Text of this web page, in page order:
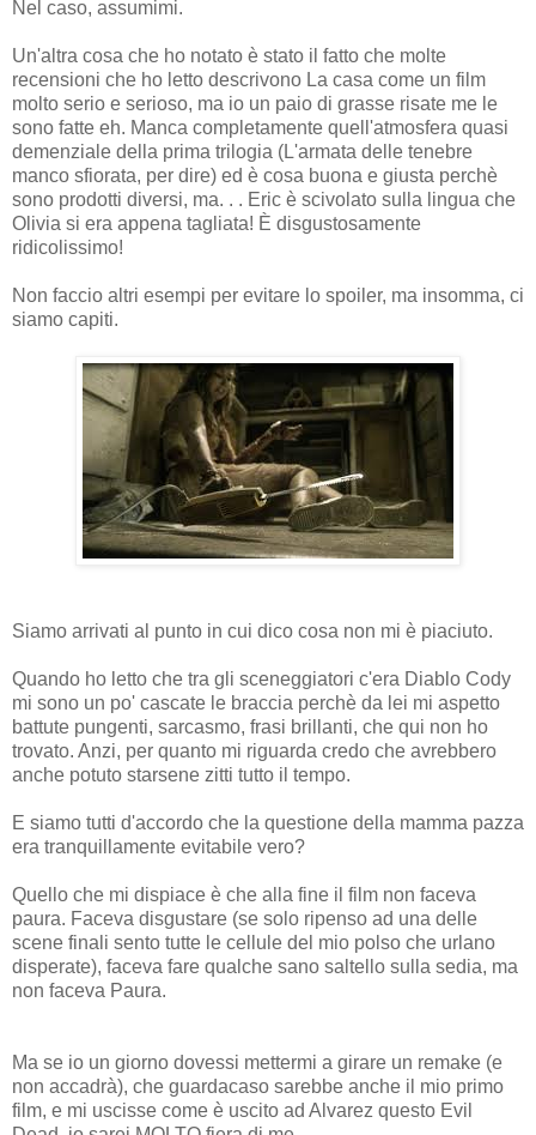
Nel caso, assumimi.
Un'altra cosa che ho notato è stato il fatto che molte
recensioni che ho letto descrivono La casa come un film
molto serio e serioso, ma io un paio di grasse risate me le
sono fatte eh. Manca completamente quell'atmosfera quasi
demenziale della prima trilogia (L'armata delle tenebre
manco sfiorata, per dire) ed è cosa buona e giusta perchè
sono prodotti diversi, ma. . . Eric è scivolato sulla lingua che
Olivia si era appena tagliata! È disgustosamente
ridicolissimo!
Non faccio altri esempi per evitare lo spoiler, ma insomma, ci
siamo capiti.
Siamo arrivati al punto in cui dico cosa non mi è piaciuto.
Quando ho letto che tra gli sceneggiatori c'era Diablo Cody
mi sono un po' cascate le braccia perchè da lei mi aspetto
battute pungenti, sarcasmo, frasi brillanti, che qui non ho
trovato. Anzi, per quanto mi riguarda credo che avrebbero
anche potuto starsene zitti tutto il tempo.
E siamo tutti d'accordo che la questione della mamma pazza
era tranquillamente evitabile vero?
Quello che mi dispiace è che alla fine il film non faceva
paura. Faceva disgustare (se solo ripenso ad una delle
scene finali sento tutte le cellule del mio polso che urlano
disperate), faceva fare qualche sano saltello sulla sedia, ma
non faceva Paura.
Ma se io un giorno dovessi mettermi a girare un remake (e
non accadrà), che guardacaso sarebbe anche il mio primo
film, e mi uscisse come è uscito ad Alvarez questo Evil